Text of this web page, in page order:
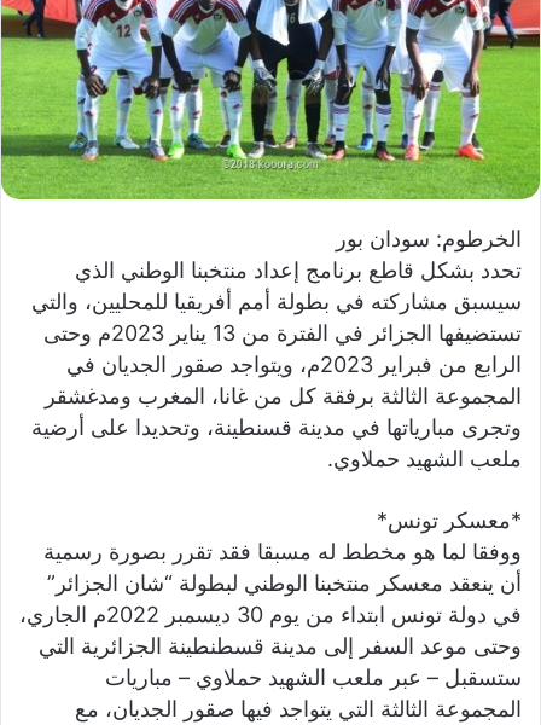
ل
ك
ت
ر
و
ن
ي
الخرطوم: سودان بور
تحدد بشكل قاطع برنامج إعداد منتخبنا الوطني الذي
سيسبق مشاركته في بطولة أمم أفريقيا للمحليين، والتي
تستضيفها الجزائر في الفترة من 13 يناير 2023م وحتى
الرابع من فبراير 2023م، ويتواجد صقور الجديان في
المجموعة الثالثة برفقة كل من غانا، المغرب ومدغشقر
وتجرى مبارياتها في مدينة قسنطينة، وتحديدا على أرضية
ملعب الشهيد حملاوي.
*معسكر تونس*
ووفقا لما هو مخطط له مسبقا فقد تقرر بصورة رسمية
أن ينعقد معسكر منتخبنا الوطني لبطولة “شان الجزائر”
في دولة تونس ابتداء من يوم 30 ديسمبر 2022م الجاري،
وحتى موعد السفر إلى مدينة قسطنطينة الجزائرية التي
ستسقبل – عبر ملعب الشهيد حملاوي – مباريات
المجموعة الثالثة التي يتواجد فيها صقور الجديان، مع